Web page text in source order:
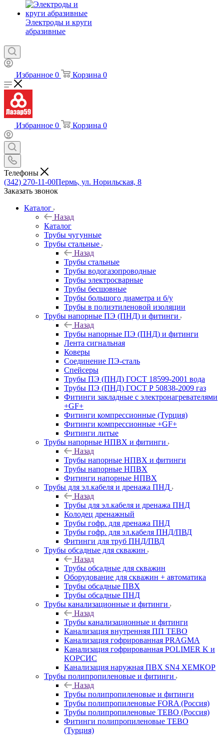
Электроды и круги
абразивные
Избранное 0 Корзина 0
Избранное 0 Корзина 0
Телефоны
(342) 270-11-00Пермь, ул. Норильская, 8
Заказать звонок
Каталог
Назад
Каталог
Трубы чугунные
Трубы стальные
Назад
Трубы стальные
Трубы водогазопроводные
Трубы электросварные
Трубы бесшовные
Трубы большого диаметра и б/у
Трубы в полиэтиленовой изоляции
Трубы напорные ПЭ (ПНД) и фитинги
Назад
Трубы напорные ПЭ (ПНД) и фитинги
Лента сигнальная
Коверы
Соединение ПЭ-сталь
Спейсеры
Трубы ПЭ (ПНД) ГОСТ 18599-2001 вода
Трубы ПЭ (ПНД) ГОСТ Р 50838-2009 газ
Фитинги закладные с электронагревателями
+GF+
Фитинги компрессионные (Турция)
Фитинги компрессионные +GF+
Фитинги литые
Трубы напорные НПВХ и фитинги
Назад
Трубы напорные НПВХ и фитинги
Трубы напорные НПВХ
Фитинги напорные НПВХ
Трубы для эл.кабеля и дренажа ПНД
Назад
Трубы для эл.кабеля и дренажа ПНД
Колодец дренажный
Трубы гофр. для дренажа ПНД
Трубы гофр. для эл.кабеля ПНД/ПВД
Фитинги для труб ПНД/ПВД
Трубы обсадные для скважин
Назад
Трубы обсадные для скважин
Оборудование для скважин + автоматика
Трубы обсадные ПВХ
Трубы обсадные ПНД
Трубы канализационные и фитинги
Назад
Трубы канализационные и фитинги
Канализация внутренняя ПП TEBO
Канализация гофрированная PRAGMA
Канализация гофрированная POLIMER K и
КОРСИС
Канализация наружная ПВХ SN4 ХЕМКОР
Трубы полипропиленовые и фитинги
Назад
Трубы полипропиленовые и фитинги
Трубы полипропиленовые FORA (Россия)
Трубы полипропиленовые TEBO (Россия)
Фитинги полипропиленовые TEBO
(Турция)